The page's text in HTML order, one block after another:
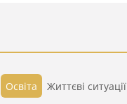
Освіта Життєві ситуації